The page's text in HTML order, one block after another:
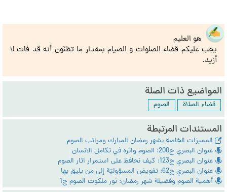
هو العليم
يجب عليكم قضاء الصلوات و الصيام بمقدار ما تظنّون أنه قد فات لا
أزيد.
المواضيع ذات الصلة
قضاء الصلاة الصوم
المستندات المرتبطة
المميزات الخاصة بشهر رمضان المبارك ومراتب الصوم
عنوان البصري ج200: الصوم واثره في تكامل الانسان
عنوان البصري ج123: كيف نحافظ على استمرار اثار الصوم
عنوان البصري ج62: تفويض المسؤوليّة إلى من يليق بها
أهمية الصوم وفضيلة شهر رمضان: نور ملكوت الصوم ج1